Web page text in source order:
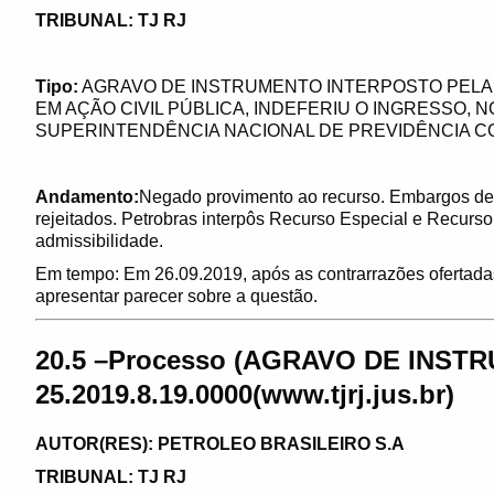
TRIBUNAL: TJ RJ
Tipo: AGRAVO DE INSTRUMENTO INTERPOSTO
EM AÇÃO CIVIL PÚBLICA, INDEFERIU O INGRESSO,
SUPERINTENDÊNCIA NACIONAL DE PREVIDÊNCIA
Andamento:Negado provimento ao recurso. Embargos
rejeitados. Petrobras interpôs Recurso Especial e
admissibilidade.
Em tempo: Em 26.09.2019, após as contrarrazões
apresentar parecer sobre a questão.
20.5 –Processo (AGRAVO DE
25.2019.8.19.0000(www.tjrj.jus.br)
AUTOR(RES): PETROLEO BRASILEIRO S.A
TRIBUNAL: TJ RJ